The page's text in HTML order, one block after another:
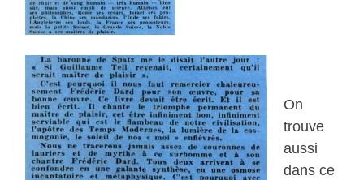
On
trouve
aussi
dans ce